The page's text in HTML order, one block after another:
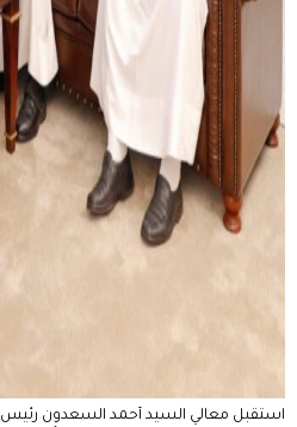
استقبل معالي السيد أحمد السعدون رئيس